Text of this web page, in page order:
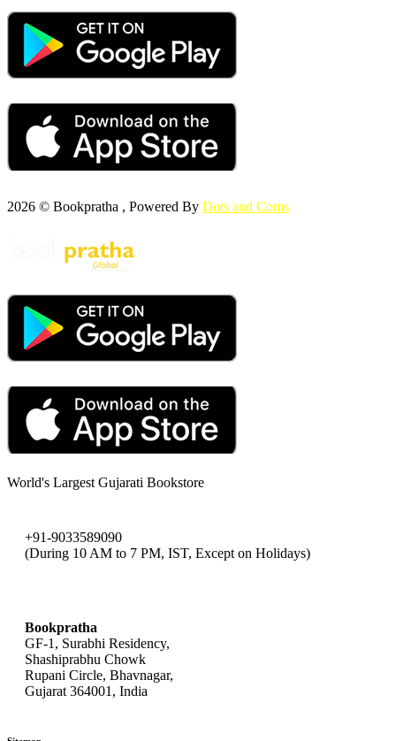
2026 © Bookpratha , Powered By Dots and Coms
World's Largest Gujarati Bookstore
+91-9033589090
(During 10 AM to 7 PM, IST, Except on Holidays)
Bookpratha
GF-1, Surabhi Residency,
Shashiprabhu Chowk
Rupani Circle, Bhavnagar,
Gujarat 364001, India